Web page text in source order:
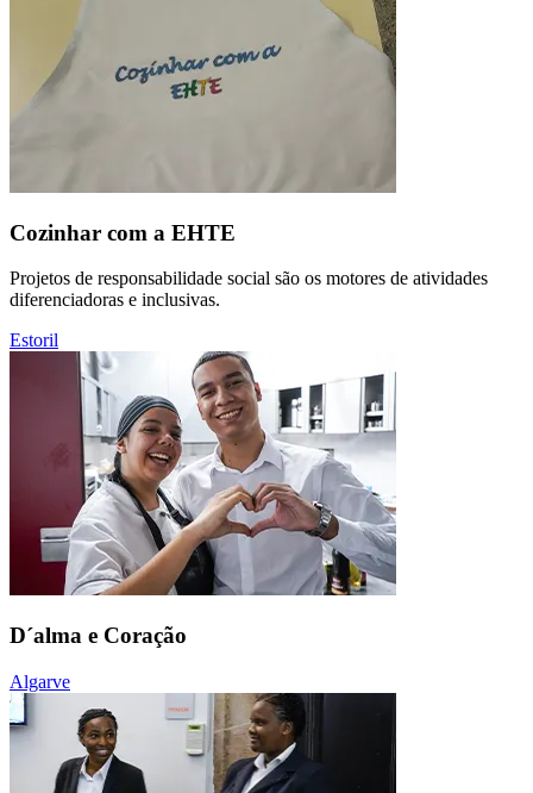
Cozinhar com a EHTE
Projetos de responsabilidade social são os motores de atividades
diferenciadoras e inclusivas.
Estoril
D´alma e Coração
Algarve